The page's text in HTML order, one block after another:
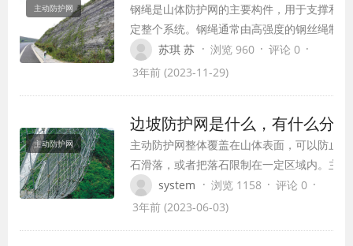
主动防护网
钢绳是山体防护网的主要构件，用于支撑和固
定整个系统。钢绳通常由高强度的钢丝绳制
成，具有较高的抗拉强度和耐磨性。
苏琪 苏 · 浏览 960 · 评论 0 ·
3年前 (2023-11-29)
主动防护网
边坡防护网是什么，有什么分类
主动防护网整体覆盖在山体表面，可以防止落
石滑落，或者把落石限制在一定区域内。主动
防护网系统所用横向支撑绳16mm，纵向支撑
绳12mm，缝合绳8mm。钢丝绳网规格为
system · 浏览 1158 · 评论 0 ·
3年前 (2023-06-03)